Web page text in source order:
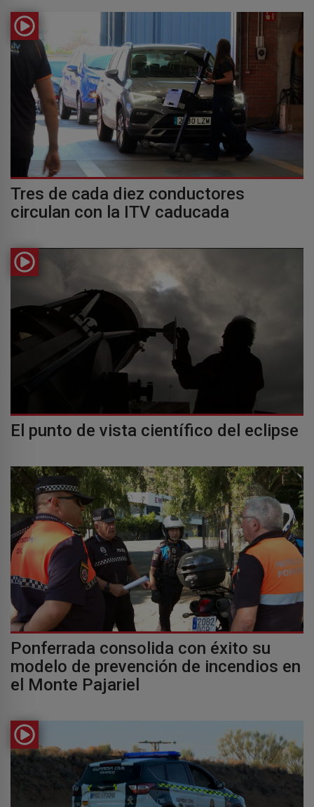
Tres de cada diez conductores
circulan con la ITV caducada
El punto de vista científico del eclipse
Ponferrada consolida con éxito su
modelo de prevención de incendios en
el Monte Pajariel